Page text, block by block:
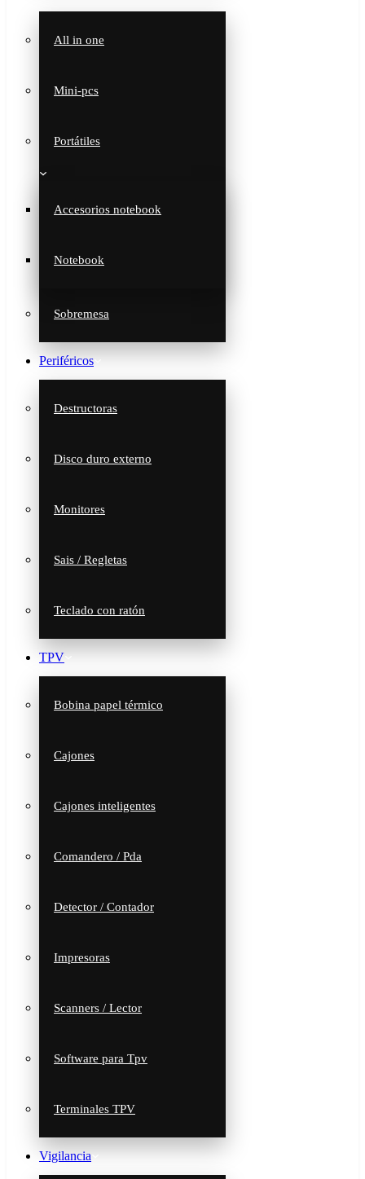
All in one
Mini-pcs
Portátiles
Accesorios notebook
Notebook
Sobremesa
Periféricos
Destructoras
Disco duro externo
Monitores
Sais / Regletas
Teclado con ratón
TPV
Bobina papel térmico
Cajones
Cajones inteligentes
Comandero / Pda
Detector / Contador
Impresoras
Scanners / Lector
Software para Tpv
Terminales TPV
Vigilancia